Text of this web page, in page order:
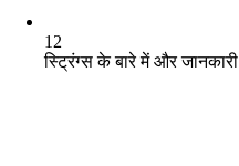
12
स्ट्रिंग्स के बारे में और जानकारी